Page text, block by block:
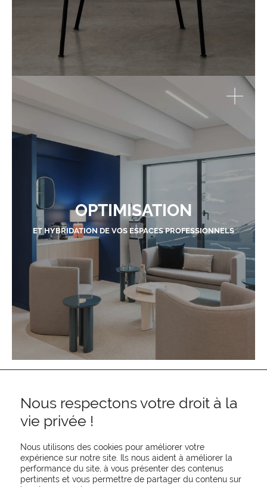
OPTIMISATION
ET HYBRIDATION DE VOS ESPACES PROFESSIONNELS
REJOIGNEZ-NOUS
Nous respectons votre droit à la
vie privée !
Nous utilisons des cookies pour améliorer votre
expérience sur notre site. Ils nous aident à améliorer la
performance du site, à vous présenter des contenus
pertinents et vous permettre de partager du contenu sur